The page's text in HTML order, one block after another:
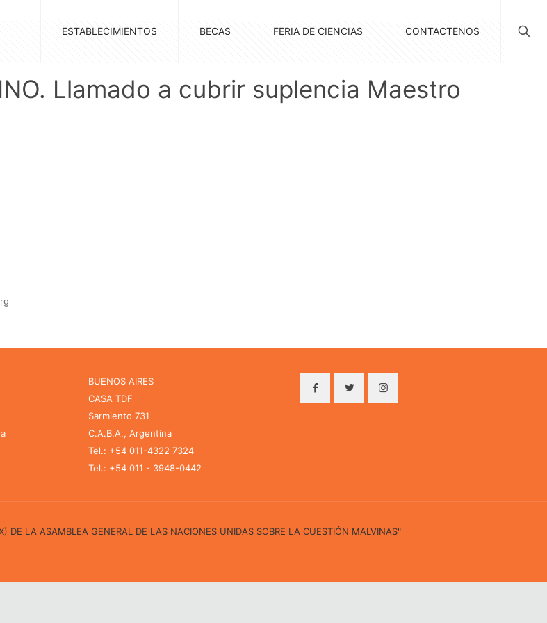
ESTABLECIMIENTOS BECAS FERIA DE CIENCIAS CONTACTENOS
Llamado a cubrir suplencia Maestro
BUENOS AIRES
CASA TDF
Sarmiento 731
C.A.B.A., Argentina
Tel.: +54 011-4322 7324
Tel.: +54 011 - 3948-0442
DE LA ASAMBLEA GENERAL DE LAS NACIONES UNIDAS SOBRE LA CUESTIÓN MALVINAS"